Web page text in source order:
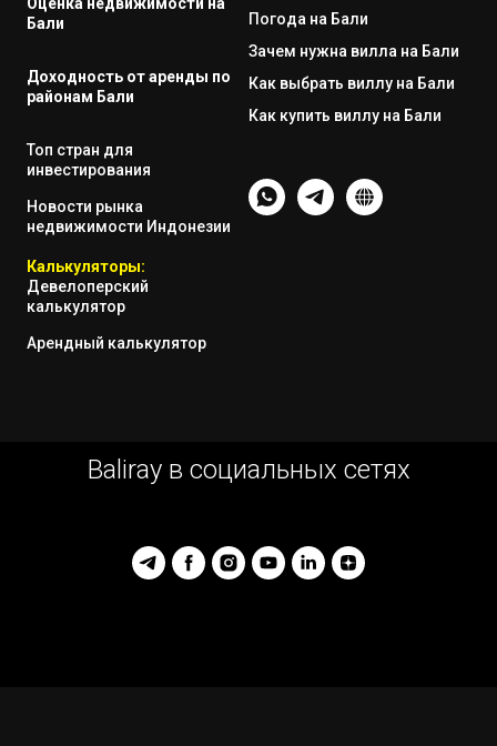
Бали
Доходность от аренды по
районам Бали
Топ стран для
инвестирования
Новости рынка
недвижимости Индонезии
Калькуляторы:
Девелоперский
калькулятор
Арендный калькулятор
Погода на Бали
Зачем нужна вилла на Бали
Как выбрать виллу на Бали
Как купить виллу на Бали
Baliray в социальных сетях